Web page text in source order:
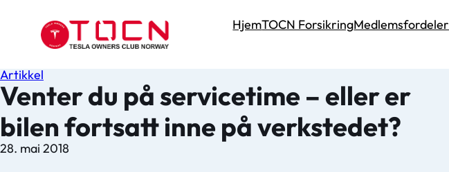
HjemTOCN ForsikringMedlemsfordeler
Venter du på servicetime – eller er
bilen fortsatt inne på verkstedet?
Artikkel
28. mai 2018